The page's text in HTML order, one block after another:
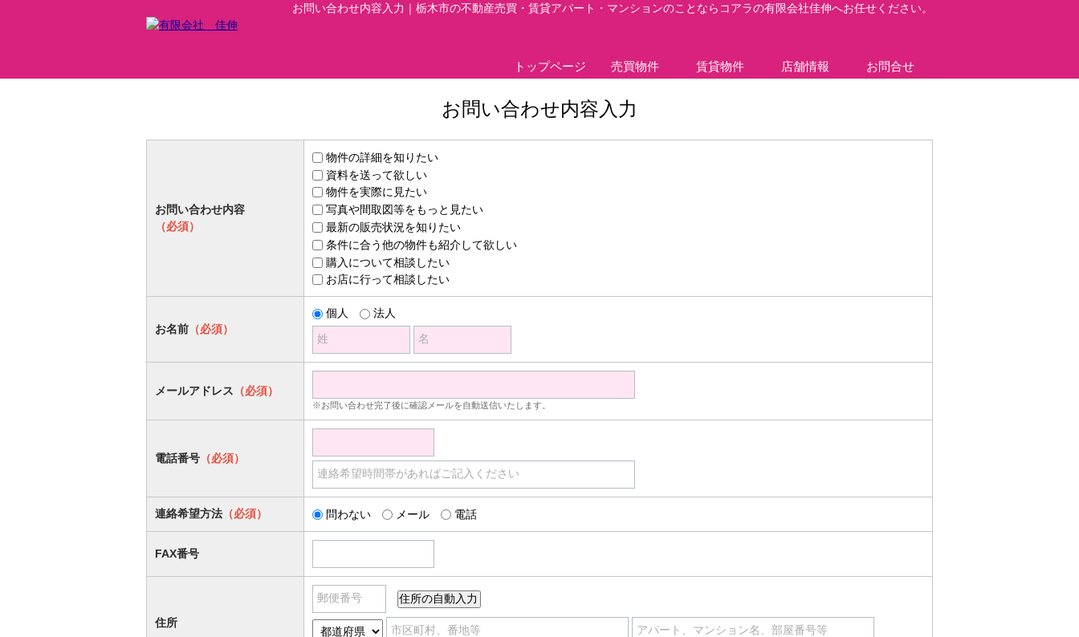
お問い合わせ内容入力｜栃木市の不動産売買・賃貸アパート・マンションのことならコアラの有限会社佳伸へお任せください。
トップページ 売買物件 賃貸物件 店舗情報 お問合せ
お問い合わせ内容入力
お問い合わせ内容
（必須）
物件の詳細を知りたい
資料を送って欲しい
物件を実際に見たい
写真や間取図等をもっと見たい
最新の販売状況を知りたい
条件に合う他の物件も紹介して欲しい
購入について相談したい
お店に行って相談したい
お名前 （必須）
個人
法人
姓
名
メールアドレス （必須）
※お問い合わせ完了後に確認メールを自動送信いたします。
電話番号 （必須）
連絡希望時間帯があればご記入ください
連絡希望方法 （必須） 問わない メール 電話
FAX番号
住所
郵便番号
市区町村、番地等 アパート、マンション名、部屋番号等